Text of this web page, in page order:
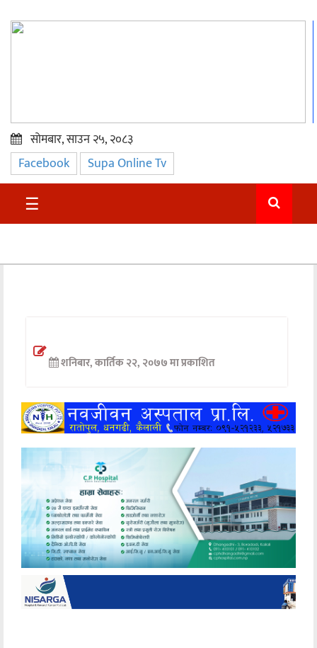
प्रमुख
समाचार
सुदुर
अन्तर्वार्ता
खेलकुद
मनोरञ्जन
अन्य
सोमबार, साउन २५, २०८३
Facebook Supa Online Tv
☰
शनिबार, कार्तिक २२, २०७७ मा प्रकाशित